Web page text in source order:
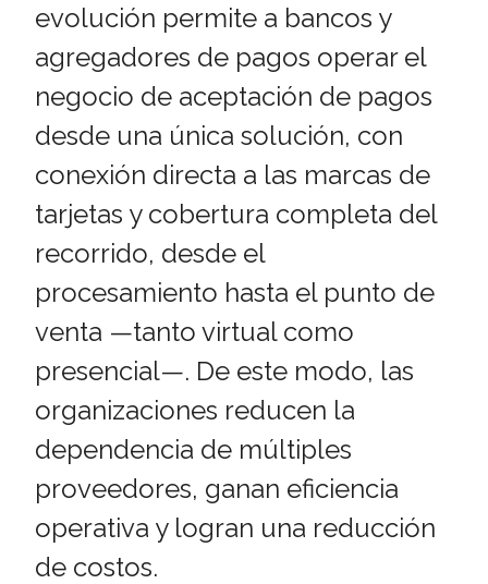
evolución permite a bancos y
agregadores de pagos operar el
negocio de aceptación de pagos
desde una única solución, con
conexión directa a las marcas de
tarjetas y cobertura completa del
recorrido, desde el
procesamiento hasta el punto de
venta —tanto virtual como
presencial—. De este modo, las
organizaciones reducen la
dependencia de múltiples
proveedores, ganan eficiencia
operativa y logran una reducción
de costos.